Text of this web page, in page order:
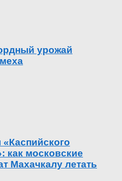
урожай
как московские
Махачкалу летать